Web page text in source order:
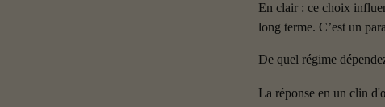
En clair : ce choix
long terme. C’est un
De quel régime
La réponse en un clin